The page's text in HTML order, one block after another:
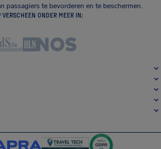
passagiers te bevorderen en te beschermen.
VERSCHEEN ONDER MEER IN: